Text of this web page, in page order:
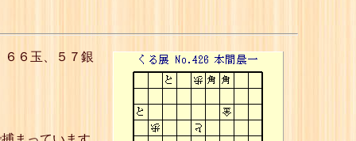
６玉、５７銀